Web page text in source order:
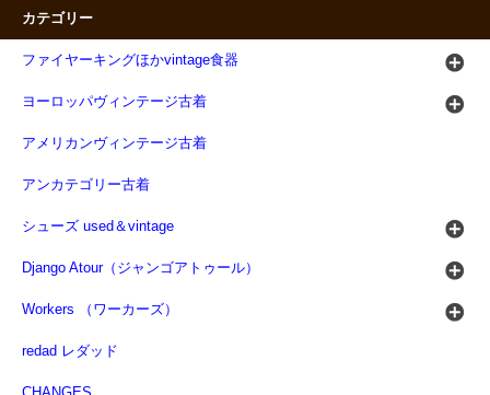
カテゴリー
ファイヤーキングほかvintage食器
ヨーロッパヴィンテージ古着
アメリカンヴィンテージ古着
アンカテゴリー古着
シューズ used＆vintage
Django Atour（ジャンゴアトゥール）
Workers （ワーカーズ）
redad レダッド